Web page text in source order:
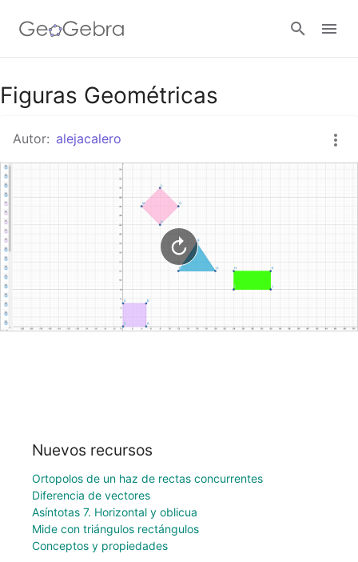
Google Classroom
GeoGebra Classroom
Abrir sesión
Figuras Geométricas
Autor: alejacalero
Nuevos recursos
Ortopolos de un haz de rectas concurrentes
Diferencia de vectores
Asíntotas 7. Horizontal y oblicua
Mide con triángulos rectángulos
Conceptos y propiedades